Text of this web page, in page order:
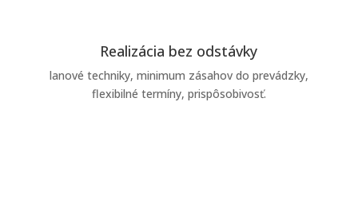
Realizácia bez odstávky
lanové techniky, minimum zásahov do prevádzky,
flexibilné termíny, prispôsobivosť.